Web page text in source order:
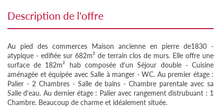
description de l'offre
Au pied des commerces Maison ancienne en pierre de1830 -
atypique - edifiée sur 682m² de terrain clos de murs. Elle offre une
surface de 182m² hab composée d'un Séjour double - Cuisine
aménagée et équipée avec Salle à manger - WC. Au premier étage :
Palier - 2 Chambres - Salle de bains - Chambre parentale avec sa
Salle d'eau. Au dernier étage : Palier avec rangement distrubuant : 1
Chambre. Beaucoup de charme et idéalement située.